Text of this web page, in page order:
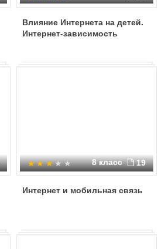
Влияние Интернета на детей.
Интернет-зависимость
8 класс 19
Интернет и мобильная связь